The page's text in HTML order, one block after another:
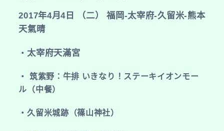
名
秘
湯
自
Day3【追
2017年4月4日 （二） 福岡-太宰府-久留米-熊本
天氣晴
‧ 太宰府天滿宮
‧ 筑紫野：牛排 いきなり！ステーキイオンモー
ル（中餐）
‧久留米城跡 （篠山神社）